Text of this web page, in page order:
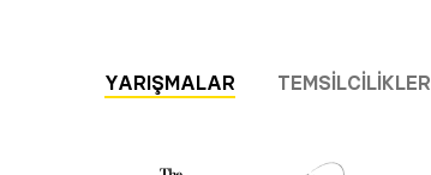
YARIŞMALAR TEMSILCILIKLER